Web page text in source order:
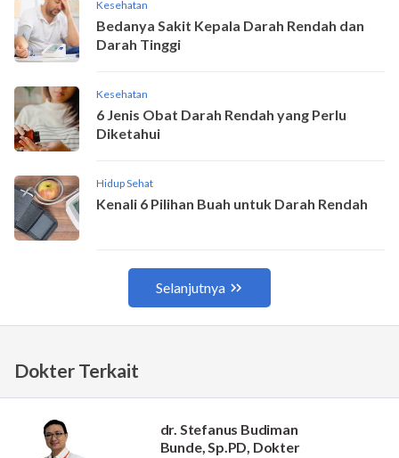
Dokter Terkait